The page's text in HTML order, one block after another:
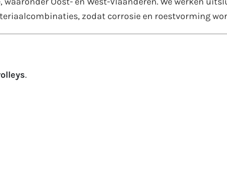
zodat corrosie en roestvorming
.